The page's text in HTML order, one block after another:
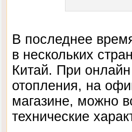
В последнее
в нескольких
Китай. При
отопления, на
магазине, можно
технические